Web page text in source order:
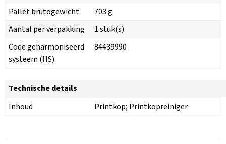
Pallet brutogewicht
703 g
Aantal per verpakking
1 stuk(s)
Code geharmoniseerd
systeem (HS)
84439990
Technische details
Inhoud
Printkop; Printkopreiniger